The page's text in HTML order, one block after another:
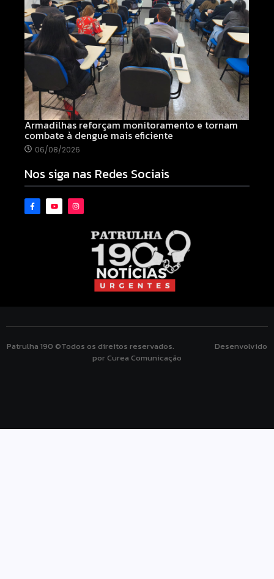
Armadilhas reforçam monitoramento e tornam
combate à dengue mais eficiente
06/08/2026
Nos siga nas Redes Sociais
Patrulha 190 ©Todos os direitos reservados. Desenvolvido
por Curea Comunicação